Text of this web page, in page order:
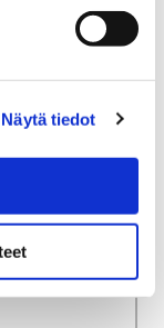
Näytä tiedot